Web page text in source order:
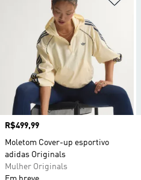
Preço
R$499,99
Moletom Cover-up esportivo
adidas Originals
Mulher Originals